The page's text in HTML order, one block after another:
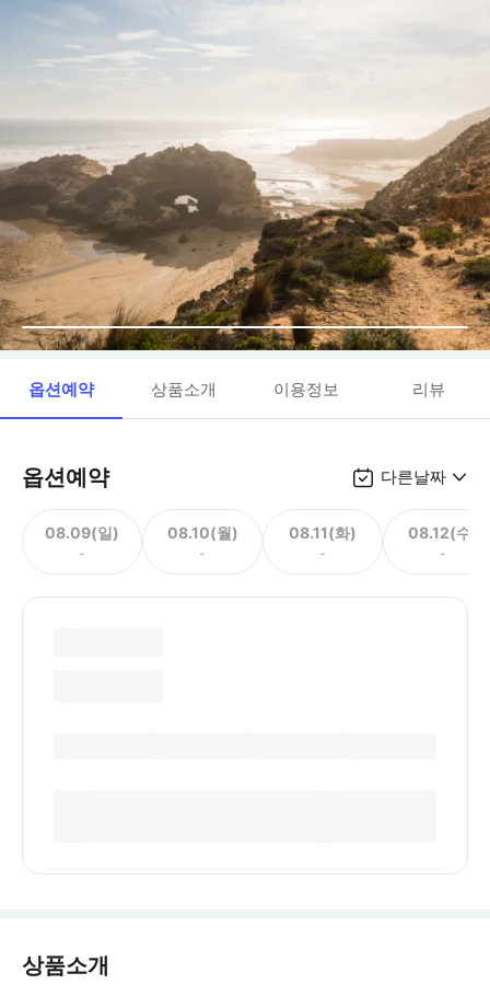
옵션예약 상품소개 이용정보 리뷰
옵션예약 다른날짜
08.09(일)
-
08.10(월)
-
08.11(화)
-
08.12(수)
-
상품소개